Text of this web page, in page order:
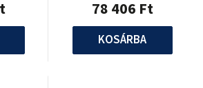
78 406 Ft
KOSÁRBA